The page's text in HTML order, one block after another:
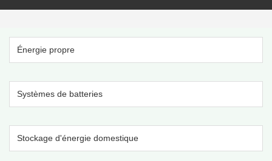
Énergie propre
Systèmes de batteries
Stockage d'énergie domestique